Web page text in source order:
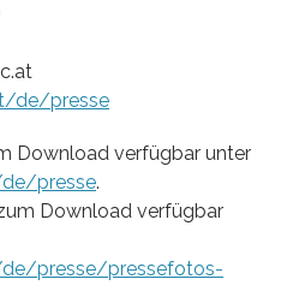
de/presse
Download verfügbar unter
presse.
Download verfügbar
presse/pressefotos-